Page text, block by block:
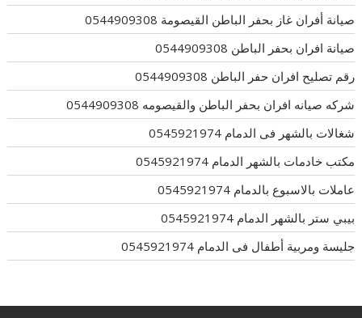
صيانة أفران غاز بحفر الباطن القيصومة 0544909308
صيانة افران بحفر الباطن 0544909308
رقم تصليح افران حفر الباطن 0544909308
شركه صيانه افران بحفر الباطن والقيصومه 0544909308
شغالات بالشهر فى الدمام 0545921974
مكتب خادمات بالشهر الدمام 0545921974
عاملات بالاسبوع بالدمام 0545921974
بيبي ستر بالشهر الدمام 0545921974
جليسة ومربية أطفال فى الدمام 0545921974